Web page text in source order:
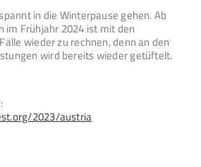
in die Winterpause gehen. Ab
im Frühjahr 2024 ist mit den
wieder zu rechnen, denn an den
wird bereits wieder getüftelt.
2023/austria